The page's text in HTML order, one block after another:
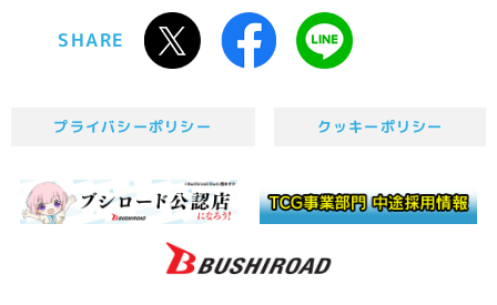
SHARE
プライバシーポリシー クッキーポリシー